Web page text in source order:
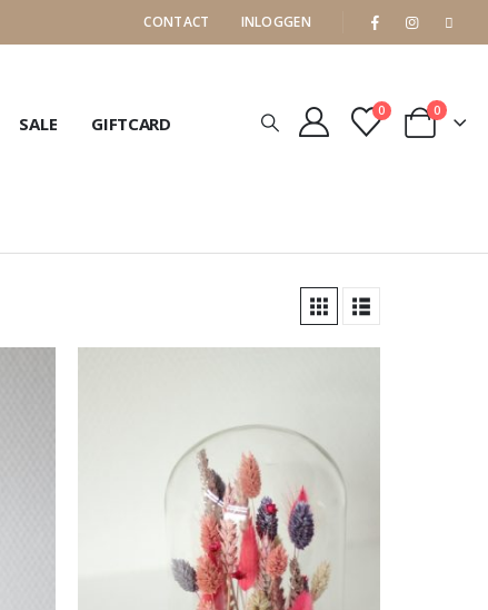
CONTACT INLOGGEN
SALE GIFTCARD
0 0